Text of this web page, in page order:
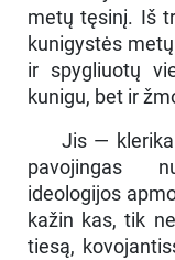
metų tęsinį. Iš
kunigystės
ir spygliuotų
kunigu, bet ir
Jis —
pavojingas
ideologijos
kažin kas, tik
tiesą,